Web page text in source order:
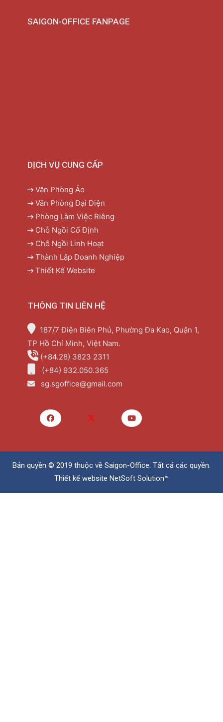
SAIGON-OFFICE FANPAGE
DỊCH VỤ CUNG CẤP
Văn Phòng Ảo
Văn Phòng Đại Diện
Phòng Làm Việc Riêng
Chỗ Ngồi Cố Định
Chỗ Ngồi Linh Hoạt
Thành Lập Doanh Nghiệp
Thiết Kế Website
THÔNG TIN LIÊN HỆ
187/7 Điện Biên Phủ, Phường Đa Kao, Quận 1,
TP Hồ Chí Minh, Việt Nam.
(+84.28) 3823 2311
(+84) 932.050.365
sg.sgoffice@gmail.com
Bản quyền © 2019 thuộc về Saigon-Office. Tất cả các quyền.
Thiết kế website NetSoft Solution™